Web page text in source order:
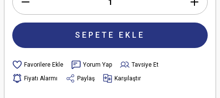
SEPETE EKLE
Yorum Yap
Tavsiye Et
Fiyatı Alarmı
Paylaş Karşılaştır